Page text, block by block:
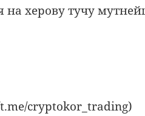
на херову тучу
cryptokor_trading)